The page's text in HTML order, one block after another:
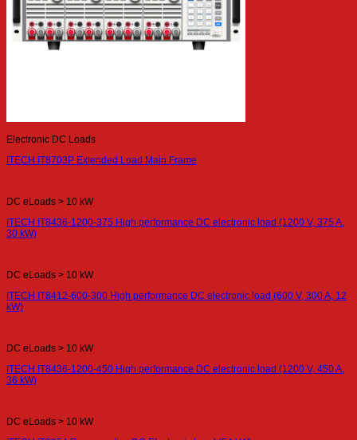
Electronic DC Loads
ITECH IT8703P Extended Load Main Frame
DC eLoads > 10 kW
ITECH IT8436-1200-375 High performance DC electronic load (1200 V, 375 A,
30 kW)
DC eLoads > 10 kW
ITECH IT8412-600-300 High performance DC electronic load (600 V, 300 A, 12
kW)
DC eLoads > 10 kW
ITECH IT8436-1200-450 High performance DC electronic load (1200 V, 450 A,
36 kW)
DC eLoads > 10 kW